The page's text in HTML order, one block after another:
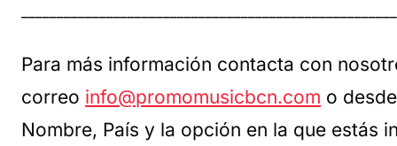
Para más información contacta con
correo info@promomusicbcn.com o
Nombre, País y la opción en la que estás